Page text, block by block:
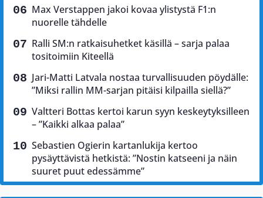
Max Verstappen jakoi kovaa ylistystä F1:n
nuorelle tähdelle
Ralli SM:n ratkaisuhetket käsillä – sarja palaa
tositoimiin Kiteellä
Jari-Matti Latvala nostaa turvallisuuden pöydälle:
”Miksi rallin MM-sarjan pitäisi kilpailla siellä?”
Valtteri Bottas kertoi karun syyn keskeytyksilleen
– ”Kaikki alkaa palaa”
Sebastien Ogierin kartanlukija kertoo
pysäyttävistä hetkistä: ”Nostin katseeni ja näin
suuret puut edessämme”